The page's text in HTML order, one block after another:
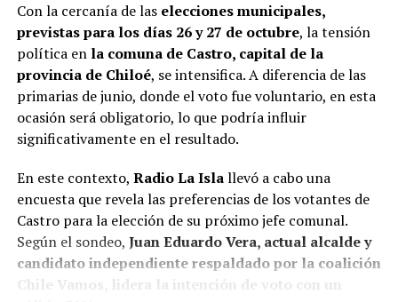
Con la cercanía de las elecciones municipales,
previstas para los días 26 y 27 de octubre, la tensión
política en la comuna de Castro, capital de la
provincia de Chiloé, se intensifica. A diferencia de las
primarias de junio, donde el voto fue voluntario, en esta
ocasión será obligatorio, lo que podría influir
significativamente en el resultado.
En este contexto, Radio La Islallevó a cabo una
encuesta que revela las preferencias de los votantes de
Castro para la elección de su próximo jefe comunal.
Según el sondeo, Juan Eduardo Vera, actual alcalde y
candidato independiente respaldado por la coalición
Chile Vamos, lidera la intención de voto con un